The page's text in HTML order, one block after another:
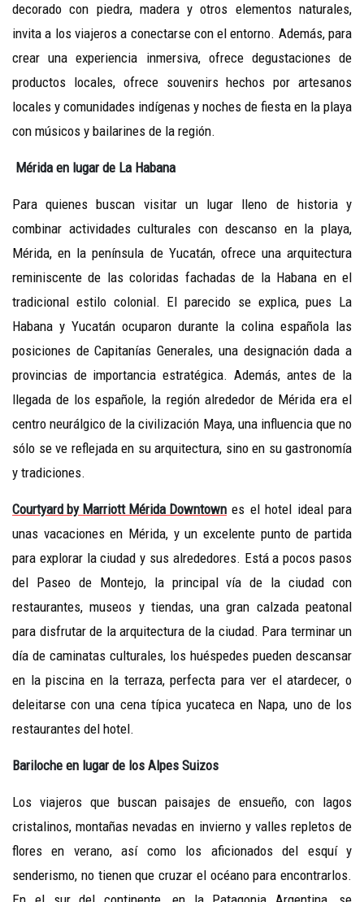
decorado con piedra, madera y otros elementos naturales,
invita a los viajeros a conectarse con el entorno. Además, para
crear una experiencia inmersiva, ofrece degustaciones de
productos locales, ofrece souvenirs hechos por artesanos
locales y comunidades indígenas y noches de fiesta en la playa
con músicos y bailarines de la región.
Mérida en lugar de La Habana
Para quienes buscan visitar un lugar lleno de historia y
combinar actividades culturales con descanso en la playa,
Mérida, en la península de Yucatán, ofrece una arquitectura
reminiscente de las coloridas fachadas de la Habana en el
tradicional estilo colonial. El parecido se explica, pues La
Habana y Yucatán ocuparon durante la colina española las
posiciones de Capitanías Generales, una designación dada a
provincias de importancia estratégica. Además, antes de la
llegada de los españole, la región alrededor de Mérida era el
centro neurálgico de la civilización Maya, una influencia que no
sólo se ve reflejada en su arquitectura, sino en su gastronomía
y tradiciones.
Courtyard by Marriott Mérida Downtown es el hotel ideal para
unas vacaciones en Mérida, y un excelente punto de partida
para explorar la ciudad y sus alrededores. Está a pocos pasos
del Paseo de Montejo, la principal vía de la ciudad con
restaurantes, museos y tiendas, una gran calzada peatonal
para disfrutar de la arquitectura de la ciudad. Para terminar un
día de caminatas culturales, los huéspedes pueden descansar
en la piscina en la terraza, perfecta para ver el atardecer, o
deleitarse con una cena típica yucateca en Napa, uno de los
restaurantes del hotel.
Bariloche en lugar de los Alpes Suizos
Los viajeros que buscan paisajes de ensueño, con lagos
cristalinos, montañas nevadas en invierno y valles repletos de
flores en verano, así como los aficionados del esquí y
senderismo, no tienen que cruzar el océano para encontrarlos.